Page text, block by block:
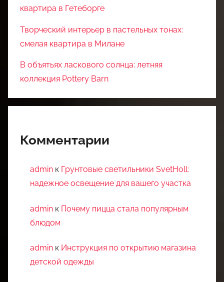
квартира в Гетеборге
Творческий интерьер в пастельных тонах:
смелая квартира в Милане
В объятьях ласкового солнца: летняя
коллекция Pottery Barn
Комментарии
admin к Грунтовые светильники SvetHoll:
надежное освещение для вашего участка
admin к Почему пицца стала популярным
блюдом
admin к Инструкция по открытию магазина
детской одежды